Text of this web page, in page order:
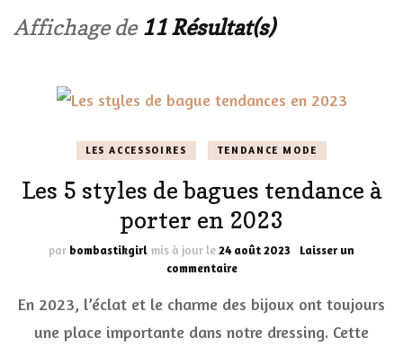
Affichage de 11 Résultat(s)
LES ACCESSOIRES TENDANCE MODE
Les 5 styles de bagues tendance à
porter en 2023
par bombastikgirl mis à jour le24 août 2023
Laisser un
commentairesur
5
de
En 2023, l’éclat et le charme des bijoux ont toujours
une place importante dans notre dressing. Cette